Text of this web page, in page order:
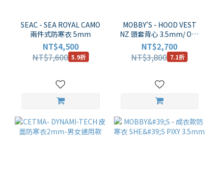
SEAC - SEA ROYAL CAMO
兩件式防寒衣 5mm
NT$4,500
NT$7,600 5.9折
MOBBY'S - HOOD VEST
NZ 頭套背心 3.5mm/ OA-
4300 (白色車線版)
NT$2,700
NT$3,800 7.1折